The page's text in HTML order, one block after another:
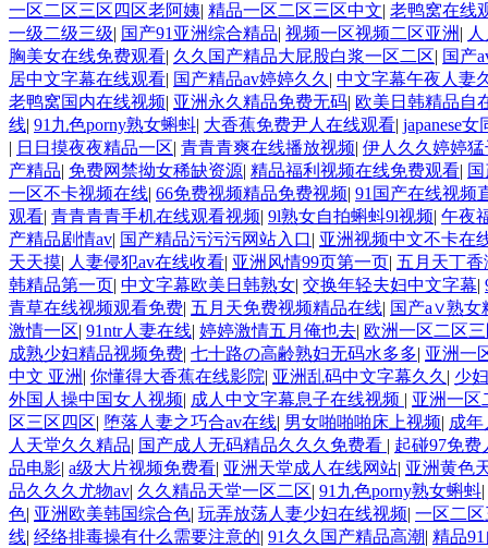
一区二区三区四区老阿姨| 精品一区二区三区中文| 老鸭窝在线
一级二级三级| 国产91亚洲综合精品| 视频一区视频二区亚洲 |
胸美女在线免费观看| 久久国产精品大屁股白浆一区二区| 国产
居中文字幕在线观看| 国产精品av婷婷久久 | 中文字幕午夜人妻
老鸭窝国内在线视频| 亚洲永久精品免费无码| 欧美日韩精品自
线| 91九色porny熟女蝌蚪| 大香蕉免费尹人在线观看| japanese女
| 日日摸夜夜精品一区| 青青青爽在线播放视频| 伊人久久婷婷
产精品| 免费网禁拗女稀缺资源| 精品福利视频在线免费观看|
一区不卡视频在线| 66免费视频精品免费视频| 91国产在线视频
观看| 青青青青手机在线观看视频| 9l熟女自拍蝌蚪9l视频| 午夜
产精品剧情av| 国产精品污污污网站入口| 亚洲视频中文不卡在
天天摸| 人妻侵犯av在线收看| 亚洲风情99页第一页| 五月天丁
韩精品第一页| 中文字幕欧美日韩熟女| 交换年轻夫妇中文字幕|
青草在线视频观看免费| 五月天免费视频精品在线| 国产a∨熟女
激情一区| 91ntr人妻在线| 婷婷激情五月俺也去| 欧洲一区二区
成熟少妇精品视频免费| 七十路の高齢熟妇无码水多多| 亚洲一
中文 亚洲 | 你懂得大香蕉在线影院| 亚洲乱码中文字幕久久 | 少
外国人操中国女人视频| 成人中文字幕息子在线视频 | 亚洲一区
区三区四区| 堕落人妻之巧合av在线| 男女啪啪啪床上视频| 成
人天堂久久精品| 国产成人无码精品久久久免费看 | 起碰97免费
品电影| a级大片视频免费看| 亚洲天堂成人在线网站| 亚洲黄色
品久久久尤物av| 久久精品天堂一区二区| 91九色porny熟女蝌蚪|
色| 亚洲欧美韩国综合色| 玩弄放荡人妻少妇在线视频| 一区二
线| 经络排毒操有什么需要注意的| 91久久国产精品高潮| 精品